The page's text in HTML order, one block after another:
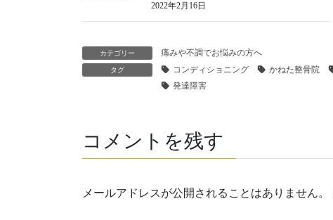
2022年2月16日
カテゴリー 痛みや不調でお悩みの方へ
タグ コンディショニング かねた整骨院
発達障害
コメントを残す
メールアドレスが公開されることはありません。